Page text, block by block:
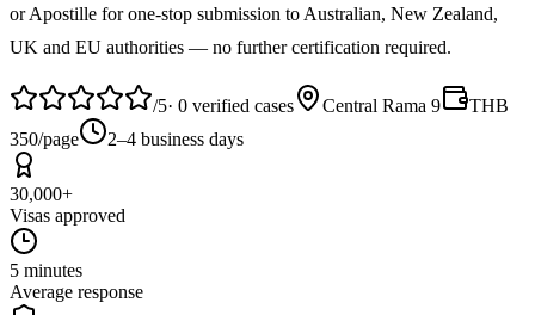
or Apostille for one-stop submission to Australian, New Zealand,
UK and EU authorities — no further certification required.
/5· 0 verified cases Central Rama 9
THB
350/page
2–4 business days
30,000+
Visas approved
5 minutes
Average response